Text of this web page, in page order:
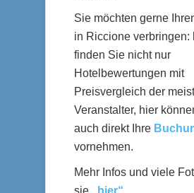
Sie möchten gerne
in Riccione verbringen:
finden Sie nicht nur
Hotelbewertungen mit
Preisvergleich der
Veranstalter, hier
auch direkt Ihre
vornehmen.
Mehr Infos und viele